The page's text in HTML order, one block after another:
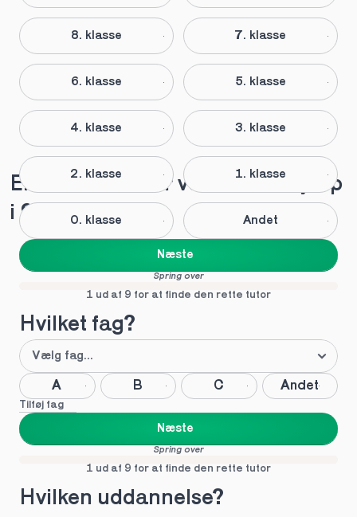
8. klasse 7. klasse
6. klasse 5. klasse
4. klasse 3. klasse
2. klasse 1. klasse
0. klasse Andet
Næste
Spring over
1 ud af 9 for at finde den rette tutor
Hvilket fag?
A B C Andet
Tilføj fag
Næste
Spring over
1 ud af 9 for at finde den rette tutor
Hvilken uddannelse?
Elever anbefaler vores lektiehjælp
i 9. klasse